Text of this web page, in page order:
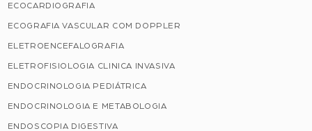
ECOCARDIOGRAFIA
ECOGRAFIA VASCULAR COM DOPPLER
ELETROENCEFALOGRAFIA
ELETROFISIOLOGIA CLINICA INVASIVA
ENDOCRINOLOGIA PEDIÁTRICA
ENDOCRINOLOGIA E METABOLOGIA
ENDOSCOPIA DIGESTIVA